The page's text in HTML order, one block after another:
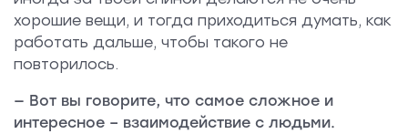
хорошие вещи, и тогда приходиться думать, как
работать дальше, чтобы такого не
повторилось.
— Вот вы говорите, что самое сложное и
интересное – взаимодействие с людьми.